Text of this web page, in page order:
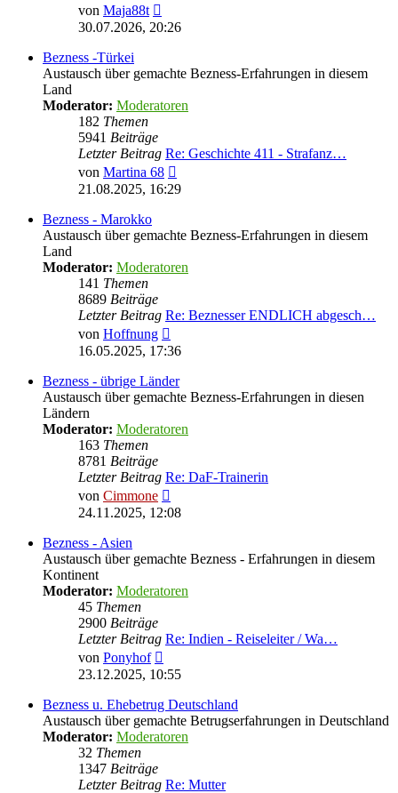
von Maja88t
Beitrag
30.07.2026, 20:26
Bezness -Türkei
Austausch über gemachte Bezness-Erfahrungen in diesem
Land
Moderator: Moderatoren
182 Themen
5941 Beiträge
Letzter Beitrag Re: Geschichte 411 - Strafanz…
von Martina 68
Beitrag
21.08.2025, 16:29
Bezness - Marokko
Austausch über gemachte Bezness-Erfahrungen in diesem
Land
Moderator: Moderatoren
141 Themen
8689 Beiträge
Letzter Beitrag Re: Beznesser ENDLICH abgesch…
von Hoffnung
Beitrag
16.05.2025, 17:36
Bezness - übrige Länder
Austausch über gemachte Bezness-Erfahrungen in diesen
Ländern
Moderator: Moderatoren
163 Themen
8781 Beiträge
Letzter Beitrag Re: DaF-Trainerin
von Cimmone
Beitrag
24.11.2025, 12:08
Bezness - Asien
Austausch über gemachte Bezness - Erfahrungen in diesem
Kontinent
Moderator: Moderatoren
45 Themen
2900 Beiträge
Letzter Beitrag Re: Indien - Reiseleiter / Wa…
von Ponyhof
Beitrag
23.12.2025, 10:55
Bezness u. Ehebetrug Deutschland
Austausch über gemachte Betrugserfahrungen in Deutschland
Moderator: Moderatoren
32 Themen
1347 Beiträge
Letzter Beitrag Re: Mutter